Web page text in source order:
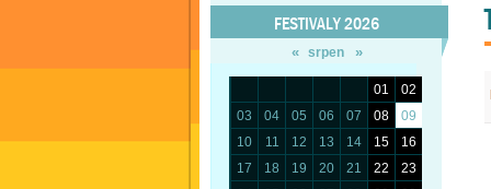
FESTIVALY 2026
« srpen »
01
02
03
04 05 06 07 08
09
10
11 12 13 14 15
16
17
18 19 20 21 22
23